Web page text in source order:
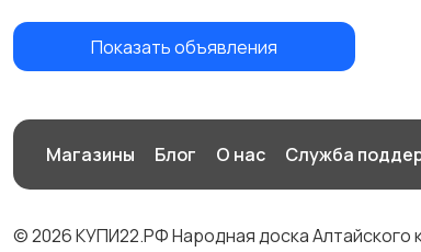
Показать объявления
Магазины Блог О нас Служба
© 2026 КУПИ22.РФ Народная доска Алтайского